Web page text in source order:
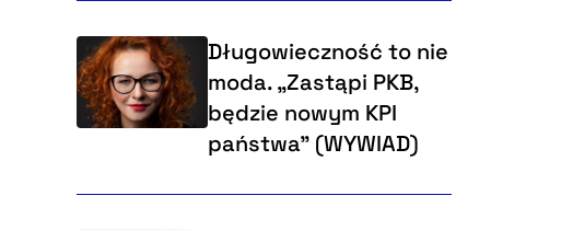
Długowieczność to nie
moda. „Zastąpi PKB,
będzie nowym KPI
państwa” (WYWIAD)